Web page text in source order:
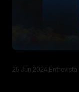
25 Jun 2024|Entrevista